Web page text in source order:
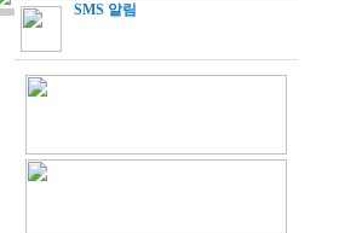
SMS 알림